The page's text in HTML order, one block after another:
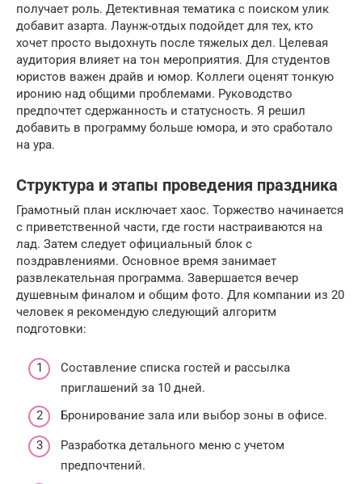
получает роль. Детективная тематика с поиском улик
добавит азарта. Лаунж-отдых подойдет для тех, кто
хочет просто выдохнуть после тяжелых дел. Целевая
аудитория влияет на тон мероприятия. Для студентов
юристов важен драйв и юмор. Коллеги оценят тонкую
иронию над общими проблемами. Руководство
предпочтет сдержанность и статусность. Я решил
добавить в программу больше юмора, и это сработало
на ура.
Структура и этапы проведения праздника
Грамотный план исключает хаос. Торжество начинается
с приветственной части, где гости настраиваются на
лад. Затем следует официальный блок с
поздравлениями. Основное время занимает
развлекательная программа. Завершается вечер
душевным финалом и общим фото. Для компании из 20
человек я рекомендую следующий алгоритм
подготовки:
Составление списка гостей и рассылка
приглашений за 10 дней.
Бронирование зала или выбор зоны в офисе.
Разработка детального меню с учетом
предпочтений.